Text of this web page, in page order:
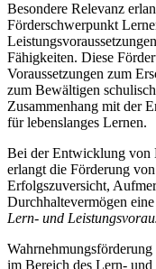
Besondere Relevanz
Förderschwerpunkt
Fähigkeiten. Diese
Voraussetzungen zum
zum Bewältigen
Zusammenhang mit der
für lebenslanges Lernen.
Bei der Entwicklung von
erlangt die Förderung
Erfolgszuversicht,
Durchhaltevermögen
Lern- und
im Bereich des Lern-